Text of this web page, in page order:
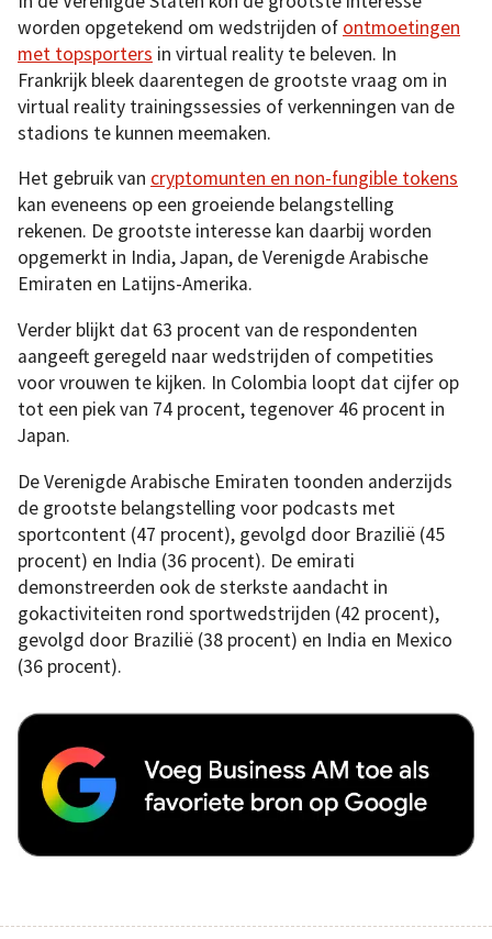
worden opgetekend om wedstrijden of ontmoetingen
met topsporters in virtual reality te beleven. In
Frankrijk bleek daarentegen de grootste vraag om in
virtual reality trainingssessies of verkenningen van de
stadions te kunnen meemaken.
Het gebruik van cryptomunten en non-fungible tokens
kan eveneens op een groeiende belangstelling
rekenen. De grootste interesse kan daarbij worden
opgemerkt in India, Japan, de Verenigde Arabische
Emiraten en Latijns-Amerika.
Verder blijkt dat 63 procent van de respondenten
aangeeft geregeld naar wedstrijden of competities
voor vrouwen te kijken. In Colombia loopt dat cijfer op
tot een piek van 74 procent, tegenover 46 procent in
Japan.
De Verenigde Arabische Emiraten toonden anderzijds
de grootste belangstelling voor podcasts met
sportcontent (47 procent), gevolgd door Brazilië (45
procent) en India (36 procent). De emirati
demonstreerden ook de sterkste aandacht in
gokactiviteiten rond sportwedstrijden (42 procent),
gevolgd door Brazilië (38 procent) en India en Mexico
(36 procent).